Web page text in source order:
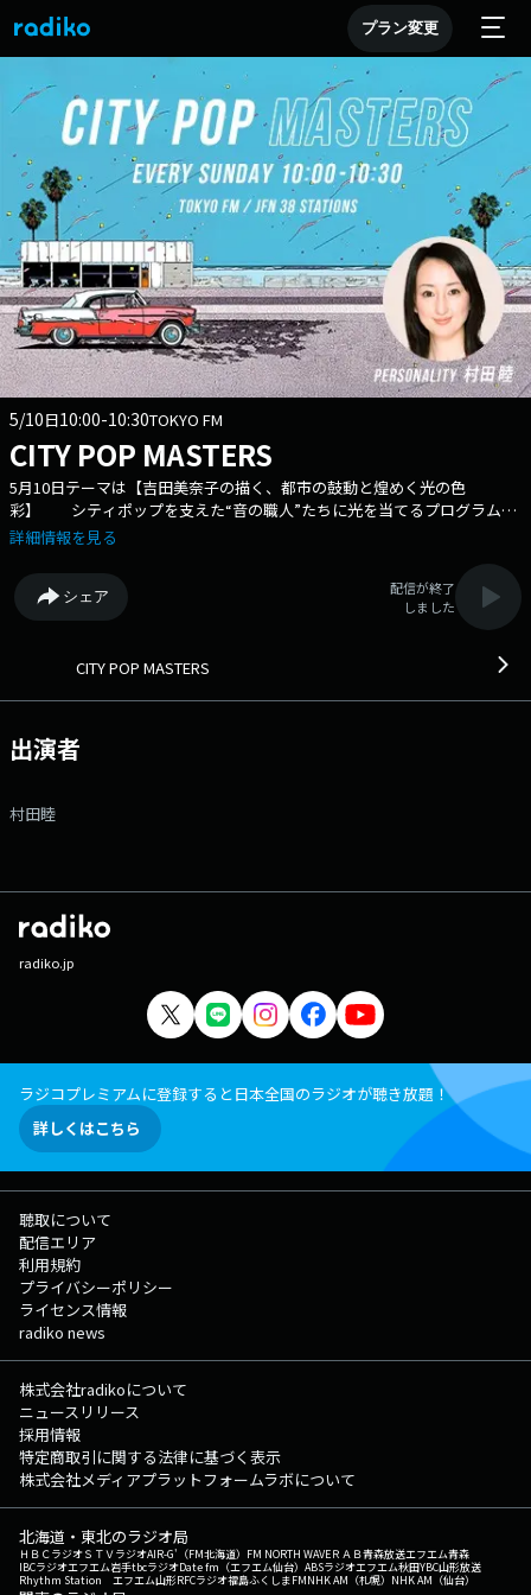
プラン変更
5/10日10:00-10:30TOKYO FM
CITY POP MASTERS
5月10日テーマは【吉田美奈子の描く、都市の鼓動と煌めく光の色
彩】 シティポップを支えた“音の職人”たちに光を当てるプログラム
『CITY POP MASTERS』 シンガーだけでなく、ギタリスト、ドラマー、
ィポップの名演、名曲をノンストップでお届けします。
NAVIGATED by 村田睦 CURATED MUSIC by Junya Shimizu
詳細情報を見る
シェア
配信が終了
しました
CITY POP MASTERS
出演者
村田睦
radiko.jp
ラジコプレミアムに登録すると日本全国のラジオが聴き放題！
詳しくはこちら
聴取について
配信エリア
利用規約
プライバシーポリシー
ライセンス情報
radiko news
株式会社radikoについて
ニュースリリース
採用情報
特定商取引に関する法律に基づく表示
株式会社メディアプラットフォームラボについて
北海道・東北のラジオ局
ＨＢＣラジオＳＴＶラジオAIR-G'（FM北海道） FM NORTH WAVEＲＡＢ青森放送エフエム青森
IBCラジオエフエム岩手tbcラジオDate fm（エフエム仙台） ABSラジオエフエム秋田YBC山形放送
Rhythm Station エフエム山形RFCラジオ福島ふくしまFMNHK AM（札幌） NHK AM（仙台）